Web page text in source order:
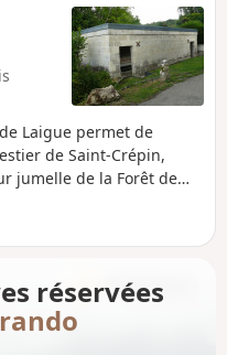
Laigue permet de
de Saint-Crépin,
jumelle de la Forêt de
boisés. Un pique-
et face à la vue.
réservées
rando